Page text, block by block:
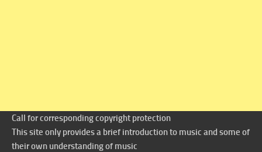
Call for corresponding copyright protection
This site only provides a brief introduction to music and some of
their own understanding of music